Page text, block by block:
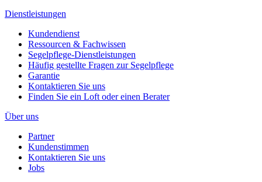
Dienstleistungen
Kundendienst
Ressourcen & Fachwissen
Segelpflege-Dienstleistungen
Häufig gestellte Fragen zur Segelpflege
Garantie
Kontaktieren Sie uns
Finden Sie ein Loft oder einen Berater
Über uns
Partner
Kundenstimmen
Kontaktieren Sie uns
Jobs